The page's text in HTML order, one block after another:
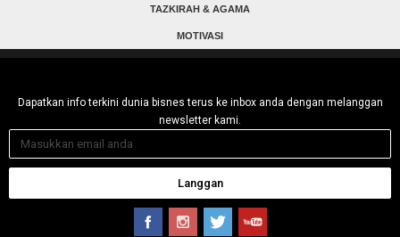
TAZKIRAH & AGAMA
MOTIVASI
Dapatkan info terkini dunia bisnes terus ke inbox anda dengan melanggan
newsletter kami.
Langgan